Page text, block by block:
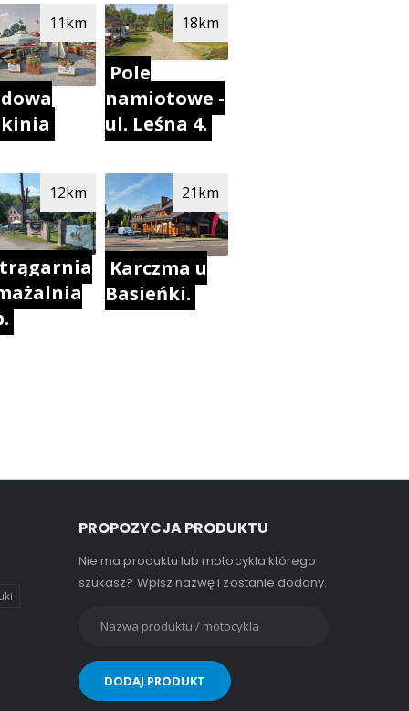
11km
12km
Pole
namiotowe -
ul. Leśna 4.
18km
Karczma u
Basieńki.
21km
PROPOZYCJA PRODUKTU
Nie ma produktu lub motocykla którego
szukasz? Wpisz nazwę i zostanie dodany.